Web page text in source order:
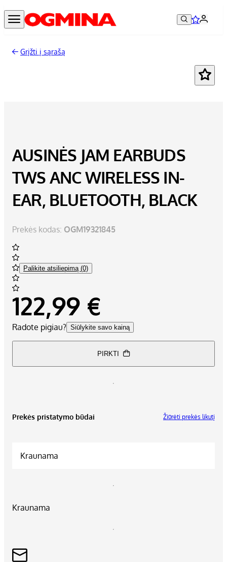
Grįžti į sąrašą
AUSINĖS JAM EARBUDS
TWS ANC WIRELESS IN-
EAR, BLUETOOTH, BLACK
Prekės kodas: OGM19321845
Palikite atsiliepimą (0)
122,99 €
Radote pigiau? Siūlykite savo kainą
PIRKTI
Prekės pristatymo būdai Žiūrėti prekės likutį
Kraunama
Kraunama